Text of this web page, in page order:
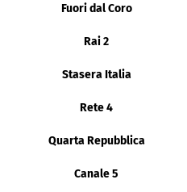
Fuori dal Coro
Rai 2
Stasera Italia
Rete 4
Quarta Repubblica
Canale 5